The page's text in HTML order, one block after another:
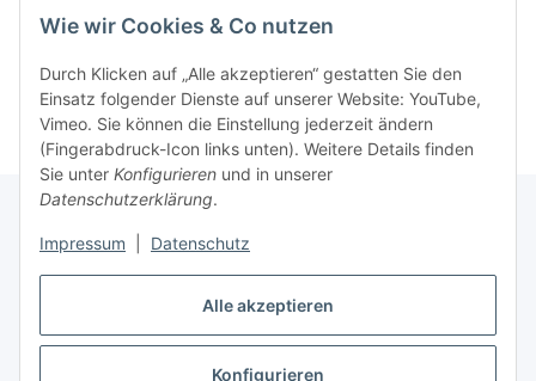
Alle akzeptieren
Konfigurieren
Wie wir Cookies & Co nutzen
Durch Klicken auf „Alle akzeptieren“ gestatten Sie den
Einsatz folgender Dienste auf unserer Website: YouTube,
Vimeo. Sie können die Einstellung jederzeit ändern
(Fingerabdruck-Icon links unten). Weitere Details finden
Sie unter Konfigurieren und in unserer
Datenschutzerklärung.
Impressum Datenschutz
Benachrichtigen, wenn verfügbar